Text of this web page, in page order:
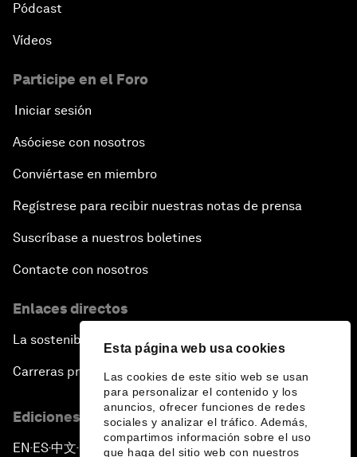
Esta página web usa cookies
Las cookies de este sitio web se usan
para personalizar el contenido y los
anuncios, ofrecer funciones de redes
sociales y analizar el tráfico. Además,
compartimos información sobre el uso
que haga del sitio web con nuestros
Pódcast
Vídeos
Participe en el Foro
Iniciar sesión
Asóciese con nosotros
Conviértase en miembro
Regístrese para recibir nuestras notas de prensa
Suscríbase a nuestros boletines
Contacte con nosotros
Enlaces directos
La sostenibilidad en el Foro
Carreras profesionales
Ediciones en otros idiomas
EN ▪ES▪中文▪ 日本語